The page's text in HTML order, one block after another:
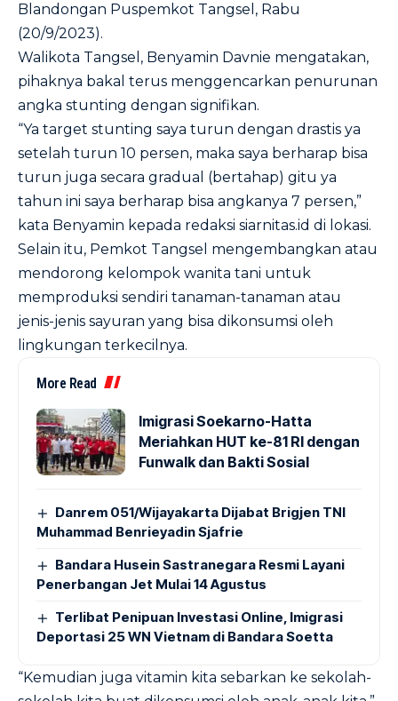
Blandongan Puspemkot Tangsel, Rabu
(20/9/2023).
Walikota Tangsel, Benyamin Davnie mengatakan,
pihaknya bakal terus menggencarkan penurunan
angka stunting dengan signifikan.
“Ya target stunting saya turun dengan drastis ya
setelah turun 10 persen, maka saya berharap bisa
turun juga secara gradual (bertahap) gitu ya
tahun ini saya berharap bisa angkanya 7 persen,”
kata Benyamin kepada redaksi siarnitas.id di lokasi.
Selain itu, Pemkot Tangsel mengembangkan atau
mendorong kelompok wanita tani untuk
memproduksi sendiri tanaman-tanaman atau
jenis-jenis sayuran yang bisa dikonsumsi oleh
lingkungan terkecilnya.
More Read
Imigrasi Soekarno-Hatta
Meriahkan HUT ke-81 RI dengan
Funwalk dan Bakti Sosial
Danrem 051/Wijayakarta Dijabat Brigjen TNI
Muhammad Benrieyadin Sjafrie
Bandara Husein Sastranegara Resmi Layani
Penerbangan Jet Mulai 14 Agustus
Terlibat Penipuan Investasi Online, Imigrasi
Deportasi 25 WN Vietnam di Bandara Soetta
“Kemudian juga vitamin kita sebarkan ke sekolah-